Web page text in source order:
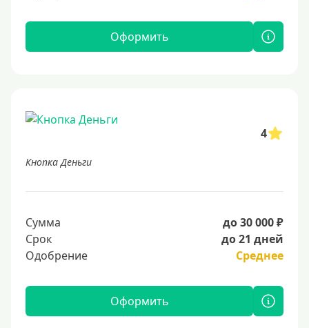
Оформить
4
Кнопка Деньги
Сумма
до 30 000 ₽
Срок
до 21 дней
Одобрение
Среднее
Оформить